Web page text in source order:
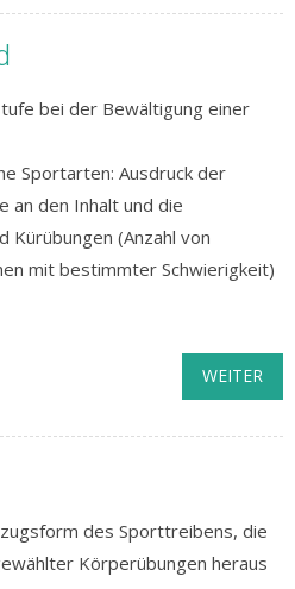
bei der Bewältigung einer
Sportarten: Ausdruck der
an den Inhalt und die
Kürübungen (Anzahl von
mit bestimmter Schwierigkeit)
WEITER
des Sporttreibens, die
Körperübungen heraus